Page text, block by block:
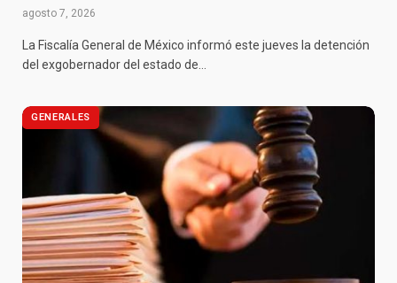
agosto 7, 2026
La Fiscalía General de México informó este jueves la detención
del exgobernador del estado de…
GENERALES